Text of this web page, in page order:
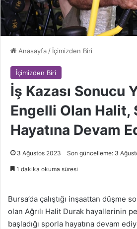
Anasayfa / İçimizden Biri
İçimizden Biri
İş Kazası Sonucu
Engelli Olan Halit,
Hayatına Devam
3 Ağustos 2023 Son güncelleme: 3
1 dakika okuma süresi
Bursa’da çalıştığı inşaattan düşme
olan Ağrılı Halit Durak hayallerinin
başladığı sporla hayatına devam